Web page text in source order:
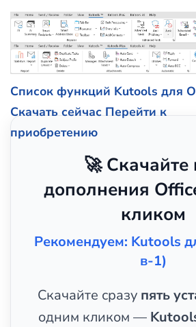
Список функций Kutools для
Скачать сейчас Перейти к
приобретению
🚀 Скачайте
дополнения
кликом
Рекомендуем: Kutools
в-1)
Скачайте сразу пять
одним кликом —